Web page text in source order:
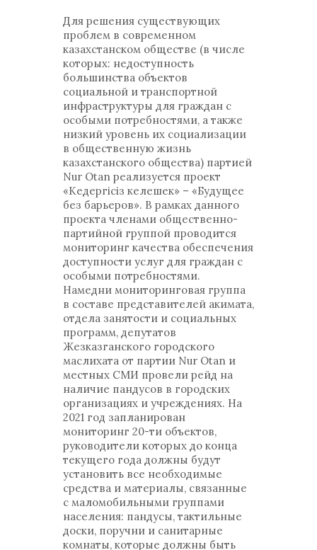
Для решения существующих
проблем в современном
казахстанском обществе (в числе
которых: недоступность
большинства объектов
социальной и транспортной
инфраструктуры для граждан с
особыми потребностями, а также
низкий уровень их социализации
в общественную жизнь
казахстанского общества) партией
Nur Otan реализуется проект
«Кедергісіз келешек» – «Будущее
без барьеров». В рамках данного
проекта членами общественно-
партийной группой проводится
мониторинг качества обеспечения
доступности услуг для граждан с
особыми потребностями.
Намедни мониторинговая группа
в составе представителей акимата,
отдела занятости и социальных
программ, депутатов
Жезказганского городского
маслихата от партии Nur Otan и
местных СМИ провели рейд на
наличие пандусов в городских
организациях и учреждениях. На
2021 год запланирован
мониторинг 20-ти объектов,
руководители которых до конца
текущего года должны будут
установить все необходимые
средства и материалы, связанные
с маломобильными группами
населения: пандусы, тактильные
доски, поручни и санитарные
комнаты, которые должны быть